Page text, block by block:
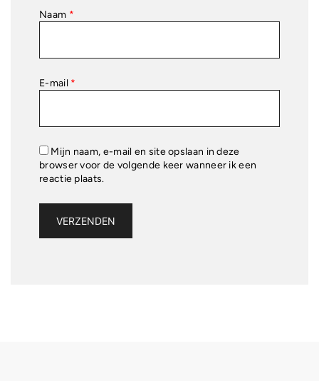
Naam *
E-mail *
Mijn naam, e-mail en site opslaan in deze
browser voor de volgende keer wanneer ik een
reactie plaats.